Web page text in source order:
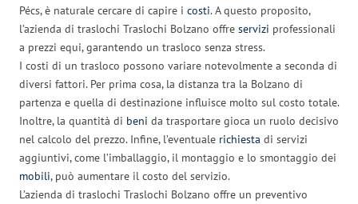
Pécs, è naturale cercare di capire i costi. A questo proposito,
l’azienda di traslochi Traslochi Bolzano offre servizi professionali
a prezzi equi, garantendo un trasloco senza stress.
I costi di un trasloco possono variare notevolmente a seconda di
diversi fattori. Per prima cosa, la distanza tra la Bolzano di
partenza e quella di destinazione influisce molto sul costo totale.
Inoltre, la quantità di beni da trasportare gioca un ruolo decisivo
nel calcolo del prezzo. Infine, l’eventuale richiesta di servizi
aggiuntivi, come l’imballaggio, il montaggio e lo smontaggio dei
mobili, può aumentare il costo del servizio.
L’azienda di traslochi Traslochi Bolzano offre un preventivo